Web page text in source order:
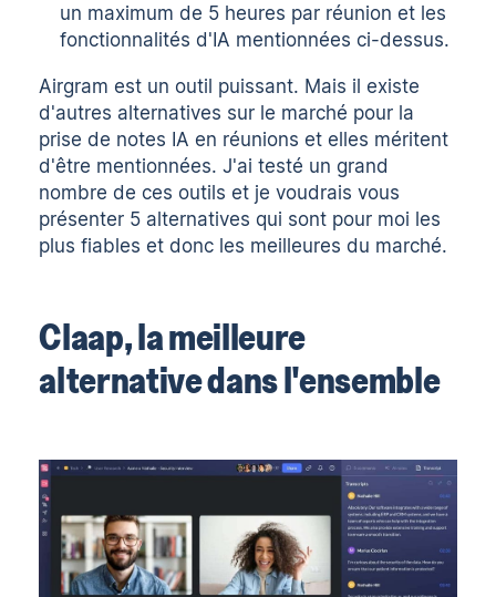
un maximum de 5 heures par réunion et les
fonctionnalités d'IA mentionnées ci-dessus.
Airgram est un outil puissant. Mais il existe
d'autres alternatives sur le marché pour la
prise de notes IA en réunions et elles méritent
d'être mentionnées. J'ai testé un grand
nombre de ces outils et je voudrais vous
présenter 5 alternatives qui sont pour moi les
plus fiables et donc les meilleures du marché.
Claap, la meilleure
alternative dans l'ensemble